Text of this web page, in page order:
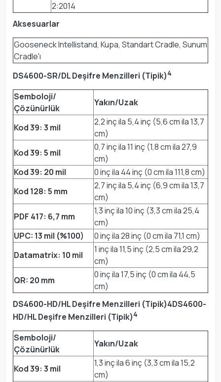
2:2014
Aksesuarlar
Gooseneck Intellistand, Kupa, Standart Cradle, Sunum
Cradle'ı
DS4600-SR/DL Deşifre Menzilleri (Tipik)4
Semboloji/
Çözünürlük
Yakın/Uzak
Kod 39: 3 mil
2,2 inç ila 5,4 inç (5,6 cm ila 13,7
cm)
Kod 39: 5 mil
0,7 inç ila 11 inç (1,8 cm ila 27,9
cm)
Kod 39: 20 mil
0 inç ila 44 inç (0 cm ila 111,8 cm)
Kod 128: 5 mm
2,7 inç ila 5,4 inç (6,9 cm ila 13,7
cm)
PDF 417: 6,7 mm
1,3 inç ila 10 inç (3,3 cm ila 25,4
cm)
UPC: 13 mil (%100)
0 inç ila 28 inç (0 cm ila 71,1 cm)
Datamatrix: 10 mil
1 inç ila 11,5 inç (2,5 cm ila 29,2
cm)
QR: 20 mm
0 inç ila 17,5 inç (0 cm ila 44,5
cm)
DS4600-HD/HL Deşifre Menzilleri (Tipik)4DS4600-
HD/HL Deşifre Menzilleri (Tipik)4
Semboloji/
Çözünürlük
Yakın/Uzak
Kod 39: 3 mil
1,3 inç ila 6 inç (3,3 cm ila 15,2
cm)